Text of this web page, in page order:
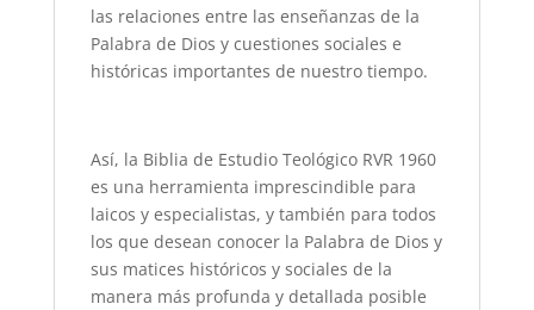
las relaciones entre las enseñanzas de la
Palabra de Dios y cuestiones sociales e
históricas importantes de nuestro tiempo.
Así, la Biblia de Estudio Teológico RVR 1960
es una herramienta imprescindible para
laicos y especialistas, y también para todos
los que desean conocer la Palabra de Dios y
sus matices históricos y sociales de la
manera más profunda y detallada posible